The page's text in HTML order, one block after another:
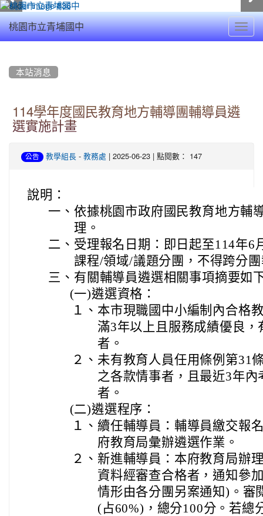
桃園市立青埔國中
本站消息
114學年度國民教育地方輔導團輔導員遴
選實施計畫
公告 教學組長 - 教務處 | 2025-06-23 | 點閱數： 147
說明：
一、 依據桃園市政府國民教育地方輔
理。
二、 受理報名日期：即日起至114年6
課程/領域/議題分團，不得跨分
三、 有關輔導員遴選相關事項摘要如
(一)遴選資格：
１、 本市現職國中小編制內合格
滿3年以上且服務成績優良
者。
２、 未有教育人員任用條例第31
之各款情事者，且最近3年
者。
(二)遴選程序：
１、 續任輔導員：輔導員繳交報
府教育局彙辦遴選作業。
２、 新進輔導員：本府教育局辦
資料經審查合格者，通知參
情形由各分團另案通知)。審
(占60%)，總分100分。若總